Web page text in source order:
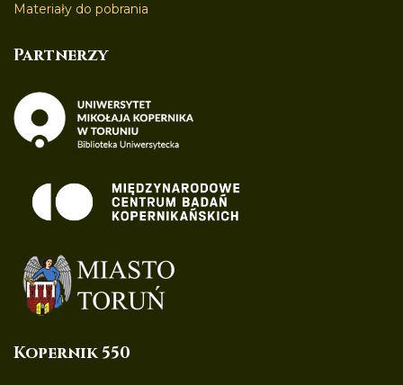
Materiały do pobrania
Partnerzy
Kopernik 550